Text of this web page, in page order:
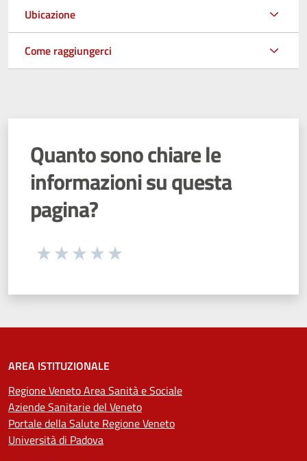
Ubicazione
Come raggiungerci
Quanto sono chiare le
informazioni su questa
pagina?
Seleziona una valutazione da 1 a 5 stelle
AREA ISTITUZIONALE
Regione Veneto Area Sanità e Sociale
Aziende Sanitarie del Veneto
Portale della Salute Regione Veneto
Università di Padova